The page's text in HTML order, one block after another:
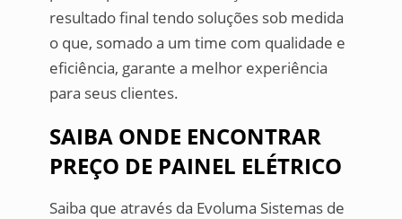
resultado final tendo soluções sob medida
o que, somado a um time com qualidade e
eficiência, garante a melhor experiência
para seus clientes.
SAIBA ONDE ENCONTRAR
PREÇO DE PAINEL ELÉTRICO
Saiba que através da Evoluma Sistemas de